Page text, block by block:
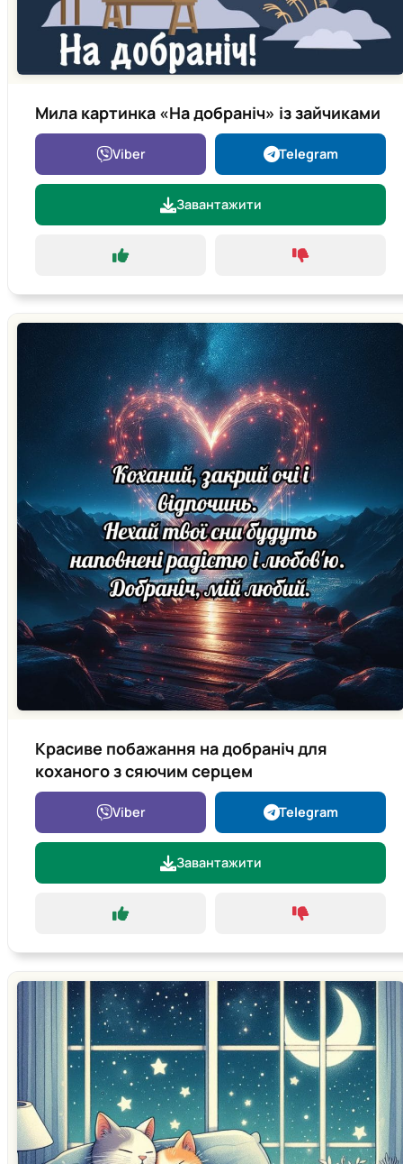
Мила картинка «На добраніч» із зайчиками
Viber Telegram
Завантажити
Красиве побажання на добраніч для
коханого з сяючим серцем
Viber Telegram
Завантажити